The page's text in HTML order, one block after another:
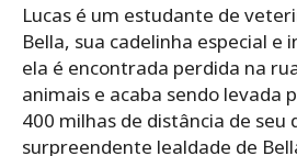
Lucas é um estudante de
Bella, sua cadelinha especial e
ela é encontrada perdida na
animais e acaba sendo levada
400 milhas de distância de seu
surpreendente lealdade de